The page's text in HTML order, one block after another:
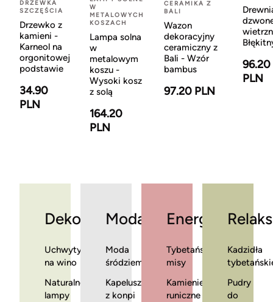
DRZEWKA
SZCZĘŚCIA
Drzewko z
kamieni -
Karneol na
orgonitowej
podstawie
34.90
PLN
W
METALOWYCH
KOSZACH
Lampa solna
w
metalowym
koszu -
Wysoki kosz
z solą
164.20
PLN
CERAMIKA Z
BALI
Wazon
dekoracyjny
ceramiczny z
Bali - Wzór
bambus
97.20 PLN
96.20
PLN
Dekoracje
Uchwyty
na wino
Naturalne
lampy
Moda
Moda
śródziemnomorska
Kapelusze
z konpi
Energia
Tybetańskie
misy
Kamienie
runiczne
Relaks
Kadzidła
Pudry
do